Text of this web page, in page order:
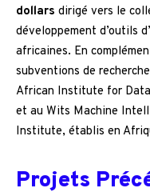
dollars dirigé vers le
développement d’outils
africaines. En
subventions de
African Institute for
et au Wits Machine
Institute, établis en
Projets